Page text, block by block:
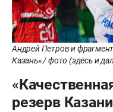
Андрей Петров и
Казань» / фото (здесь и
резерв